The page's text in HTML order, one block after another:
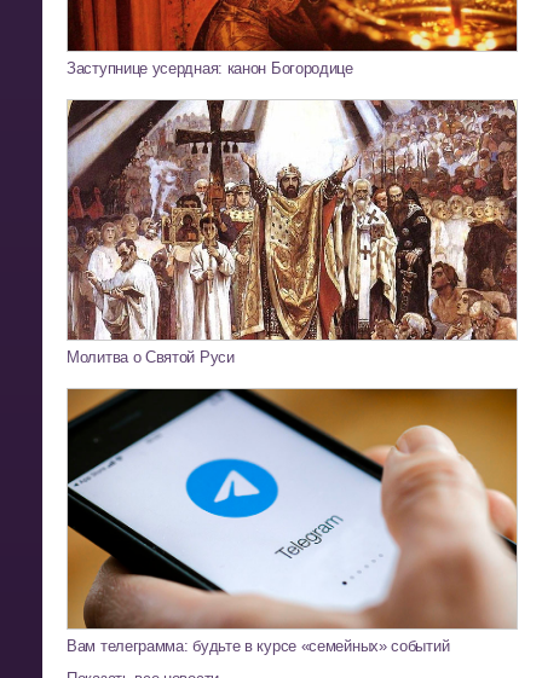
Заступнице усердная: канон Богородице
Молитва о Святой Руси
Вам телеграмма: будьте в курсе «семейных» событий